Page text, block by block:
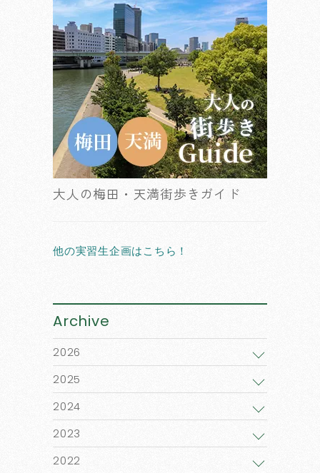
大人の梅田・天満街歩きガイド
他の実習生企画はこちら！
Archive
2026
2025
2024
2023
2022